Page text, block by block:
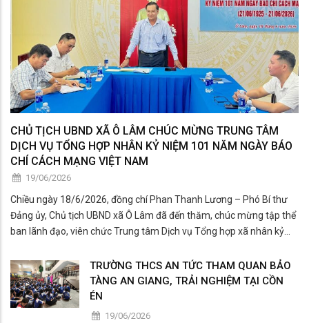
CHỦ TỊCH UBND XÃ Ô LÂM CHÚC MỪNG TRUNG TÂM
DỊCH VỤ TỔNG HỢP NHÂN KỶ NIỆM 101 NĂM NGÀY BÁO
CHÍ CÁCH MẠNG VIỆT NAM
19/06/2026
Chiều ngày 18/6/2026, đồng chí Phan Thanh Lương – Phó Bí thư
Đảng ủy, Chủ tịch UBND xã Ô Lâm đã đến thăm, chúc mừng tập thể
ban lãnh đạo, viên chức Trung tâm Dịch vụ Tổng hợp xã nhân kỷ
21/6/2026).
TRƯỜNG THCS AN TỨC THAM QUAN BẢO
TÀNG AN GIANG, TRẢI NGHIỆM TẠI CỒN
ÉN
19/06/2026